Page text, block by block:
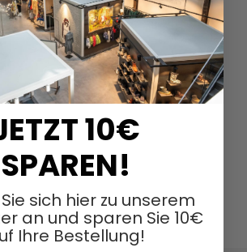
10€
SPAREN!
sich hier zu unserem
an und sparen Sie 10€
Ihre Bestellung!